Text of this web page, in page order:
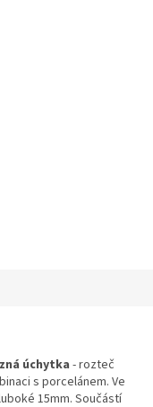
úchytka- rozteč
s porcelánem. Ve
15mm. Součástí